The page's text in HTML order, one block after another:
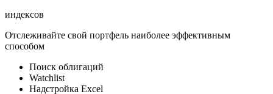
ETF & Funds
100 000
Отслеживайте свой портфель наиболее эффективным
способом